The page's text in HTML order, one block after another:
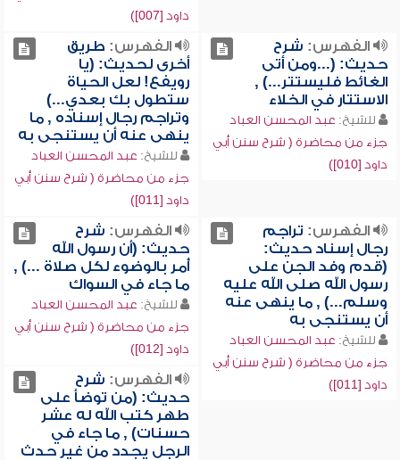
داود [007])
الفهرس: شرح
حديث: (...ومن أتى
الغائط فليستتر...) ,
الاستتار في الخلاء
للشيخ: عبد المحسن العباد
جزء من محاضرة ( شرح سنن أبي
داود [010])
الفهرس: طريق
أخرى لحديث: (يا
رويفع! لعل الحياة
ستطول بك بعدي...)
وتراجم رجال إسناده , ما
ينهى عنه أن يستنجى به
للشيخ: عبد المحسن العباد
جزء من محاضرة ( شرح سنن أبي
داود [011])
الفهرس: تراجم
رجال إسناد حديث:
(قدم وفد الجن على
رسول الله صلى الله عليه
وسلم...) , ما ينهى عنه
أن يستنجى به
للشيخ: عبد المحسن العباد
جزء من محاضرة ( شرح سنن أبي
داود [011])
الفهرس: شرح
حديث: (أن رسول الله
أُمر بالوضوء لكل صلاة ...) ,
ما جاء في السواك
للشيخ: عبد المحسن العباد
جزء من محاضرة ( شرح سنن أبي
داود [012])
الفهرس: شرح
حديث: (من توضأ على
طهر كتب الله له عشر
حسنات) , ما جاء في
الرجل يجدد من غير حدث